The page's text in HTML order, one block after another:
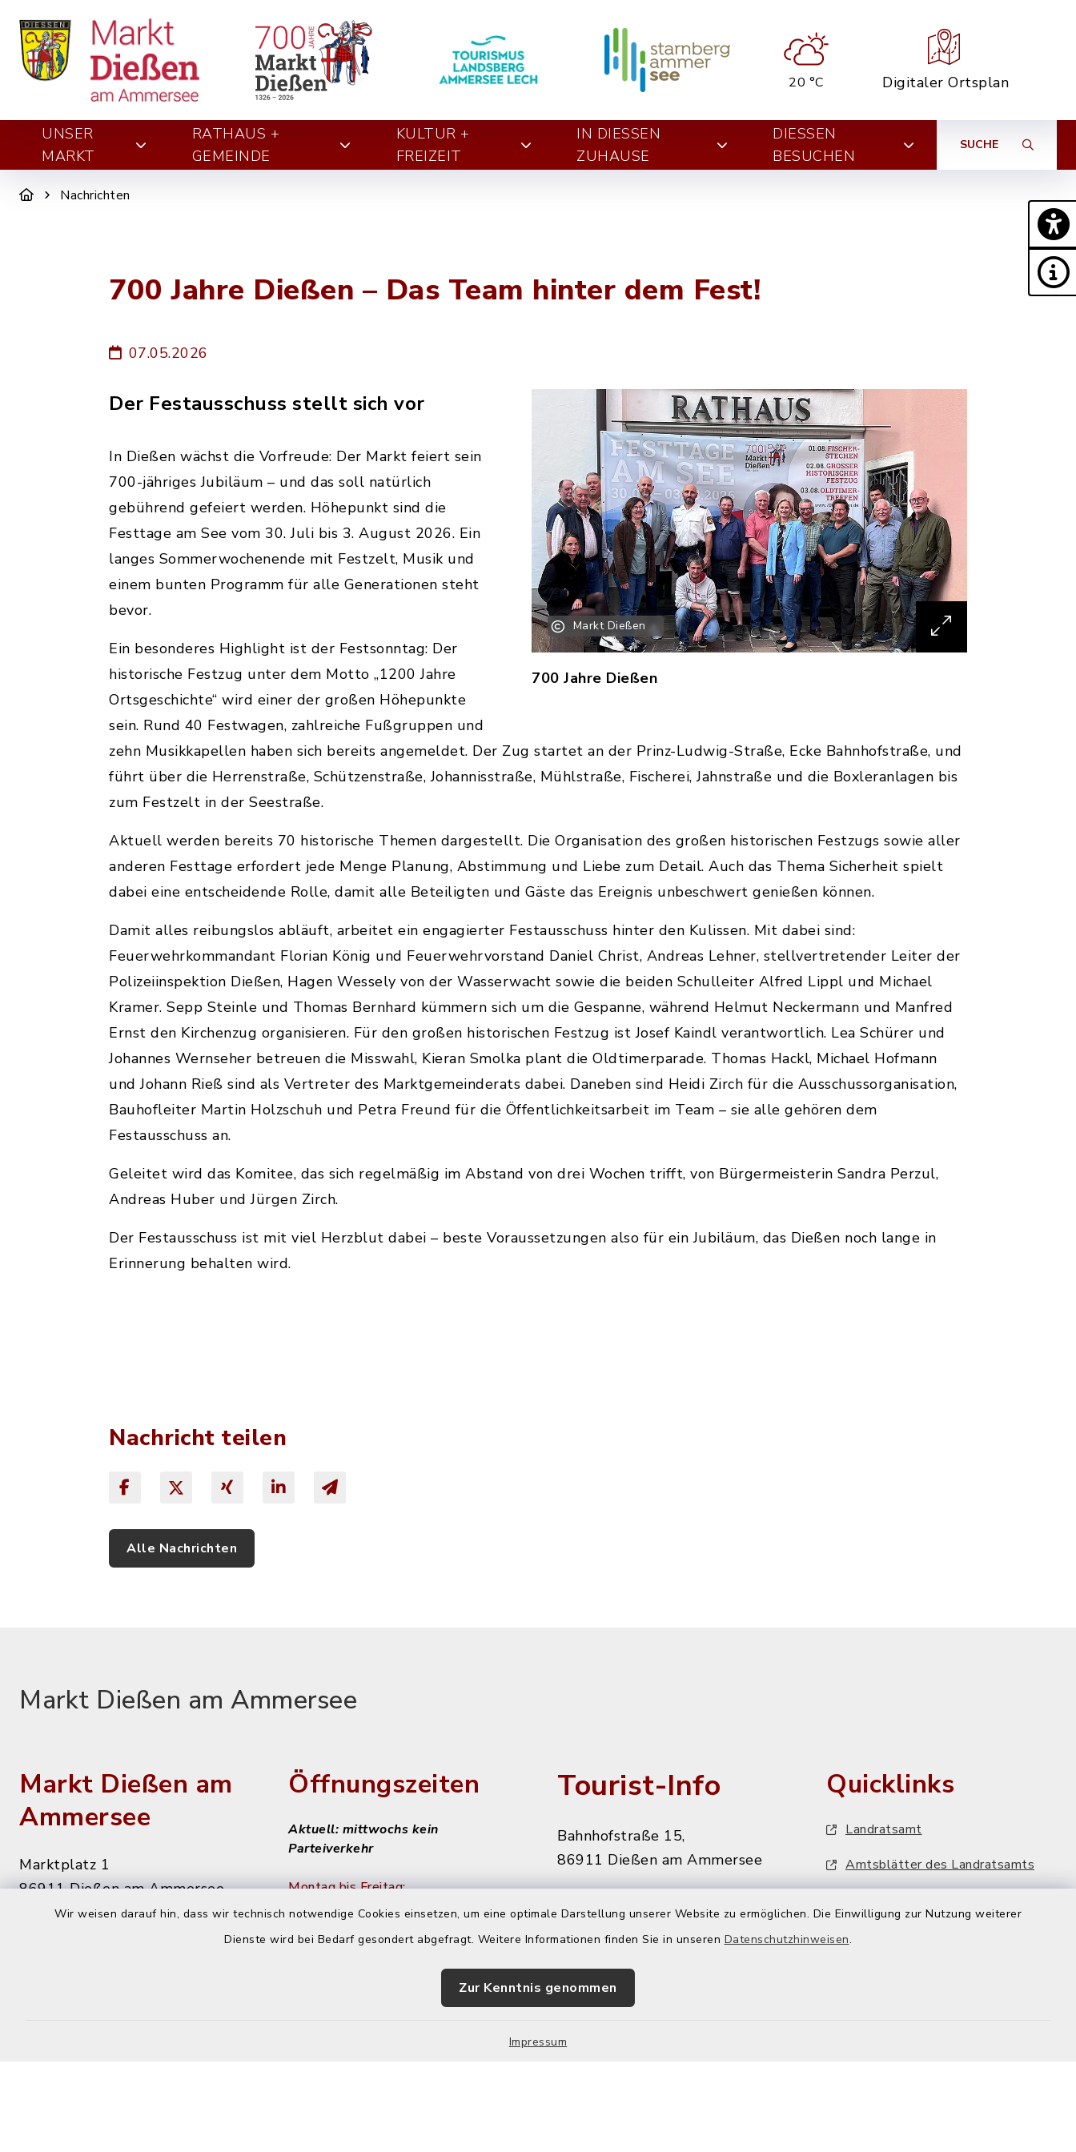
Wir weisen darauf hin, dass wir technisch notwendige Cookies einsetzen, um eine optimale Darstellung unserer Website zu ermöglichen. Die Einwilligung zur Nutzung weiterer
Dienste wird bei Bedarf gesondert abgefragt. Weitere Informationen finden Sie in unseren Datenschutzhinweisen.
Zur Kenntnis genommen
Impressum
20 °C Digitaler Ortsplan
UNSER
MARKT
RATHAUS +
GEMEINDE
KULTUR +
FREIZEIT
IN DIESSEN Z
UHAUSE
DIESSEN B
ESUCHEN
SUCHE
Nachrichten
700 Jahre Dießen – Das Team hinter dem Fest!
07.05.2026
Markt Dießen
700 Jahre Dießen
Der Festausschuss stellt sich vor
In Dießen wächst die Vorfreude: Der Markt feiert sein
700-jähriges Jubiläum – und das soll natürlich
gebührend gefeiert werden. Höhepunkt sind die
Festtage am See vom 30. Juli bis 3. August 2026. Ein
langes Sommerwochenende mit Festzelt, Musik und
einem bunten Programm für alle Generationen steht
bevor.
Ein besonderes Highlight ist der Festsonntag: Der
historische Festzug unter dem Motto „1200 Jahre
Ortsgeschichte“ wird einer der großen Höhepunkte
sein. Rund 40 Festwagen, zahlreiche Fußgruppen und
zehn Musikkapellen haben sich bereits angemeldet. Der Zug startet an der Prinz-Ludwig-Straße, Ecke Bahnhofstraße, und
führt über die Herrenstraße, Schützenstraße, Johannisstraße, Mühlstraße, Fischerei, Jahnstraße und die Boxleranlagen bis
zum Festzelt in der Seestraße.
Aktuell werden bereits 70 historische Themen dargestellt. Die Organisation des großen historischen Festzugs sowie aller
anderen Festtage erfordert jede Menge Planung, Abstimmung und Liebe zum Detail. Auch das Thema Sicherheit spielt
dabei eine entscheidende Rolle, damit alle Beteiligten und Gäste das Ereignis unbeschwert genießen können.
Damit alles reibungslos abläuft, arbeitet ein engagierter Festausschuss hinter den Kulissen. Mit dabei sind:
Feuerwehrkommandant Florian König und Feuerwehrvorstand Daniel Christ, Andreas Lehner, stellvertretender Leiter der
Polizeiinspektion Dießen, Hagen Wessely von der Wasserwacht sowie die beiden Schulleiter Alfred Lippl und Michael
Kramer. Sepp Steinle und Thomas Bernhard kümmern sich um die Gespanne, während Helmut Neckermann und Manfred
Ernst den Kirchenzug organisieren. Für den großen historischen Festzug ist Josef Kaindl verantwortlich. Lea Schürer und
Johannes Wernseher betreuen die Misswahl, Kieran Smolka plant die Oldtimerparade. Thomas Hackl, Michael Hofmann
und Johann Rieß sind als Vertreter des Marktgemeinderats dabei. Daneben sind Heidi Zirch für die Ausschussorganisation,
Bauhofleiter Martin Holzschuh und Petra Freund für die Öffentlichkeitsarbeit im Team – sie alle gehören dem
Festausschuss an.
Geleitet wird das Komitee, das sich regelmäßig im Abstand von drei Wochen trifft, von Bürgermeisterin Sandra Perzul,
Andreas Huber und Jürgen Zirch.
Der Festausschuss ist mit viel Herzblut dabei – beste Voraussetzungen also für ein Jubiläum, das Dießen noch lange in
Erinnerung behalten wird.
Nachricht teilen
Alle Nachrichten
Markt Dießen am Ammersee
Markt Dießen am
Ammersee
Marktplatz 1
86911 Dießen am Ammersee
08807 9294-0
Öffnungszeiten
Aktuell: mittwochs kein
Parteiverkehr
Montag bis Freitag:
8 - 12 Uhr
Dienstag nachmittags:
Tourist-Info
Bahnhofstraße 15,
86911 Dießen am Ammersee
08151 906010
diessen@starnbergammersee.de
Quicklinks
Landratsamt
Amtsblätter des Landratsamts
VHS-Programm